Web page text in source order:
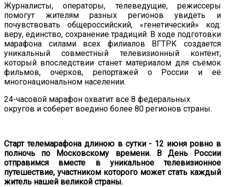
Журналисты, операторы, телеведущие, режиссеры
помогут жителям разных регионов увидеть и
почувствовать общероссийский, «генетический» код:
веру, единство, сохранение традиций. В ходе подготовки
марафона силами всех филиалов ВГТРК создается
уникальный совместный телевизионный контент,
который впоследствии станет материалом для съёмок
фильмов, очерков, репортажей о России и её
многонациональном населении.
24-часовой марафон охватит все 8 федеральных
округов и соберет воедино более 80 регионов страны.
Старт телемарафона длиною в сутки - 12 июня ровно в
полночь по Московскому времени. В День России
отправимся вместе в уникальное телевизионное
путешествие, участником которого может стать каждый
житель нашей великой страны.